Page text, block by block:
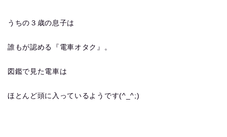
うちの３歳の息子は
誰もが認める『電車オタク』。
図鑑で見た電車は
ほとんど頭に入っているようです(^_^;)